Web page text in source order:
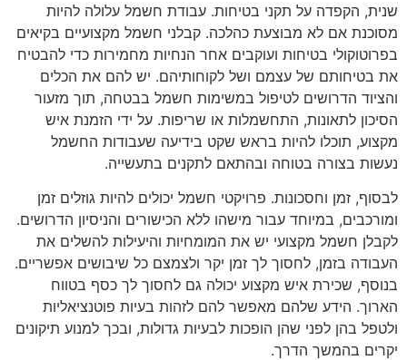
שנית, הקפדה על תקני בטיחות. עבודת חשמל עלולה להיות
מסוכנת אם לא מבוצעת כהלכה. קבלני חשמל מקצועיים בקיאים
בפרוטוקולי בטיחות ועוקבים אחר הנחיות מחמירות כדי להבטיח
את בטיחותם של עצמם ושל לקוחותיהם. יש להם את הכלים
והציוד הדרושים לטיפול במשימות חשמל בבטחה, תוך מזעור
הסיכון לתאונות, התחשמלות או שריפות. על ידי הזמנת איש
מקצוע, תוכלו להיות בראש שקט בידיעה שעבודות החשמל
נעשות בצורה בטוחה ובהתאם לתקנים בתעשייה.
לבסוף, זמן וחסכונות. פרויקטי חשמל יכולים להיות גוזלים זמן
ומורכבים, במיוחד עבור מישהו ללא הכישורים והניסיון הדרושים.
לקבלן חשמל מקצועי יש את המומחיות והיעילות להשלים את
העבודה בזמן, לחסוך לך זמן יקר ולצמצם כל שיבושים אפשריים.
בנוסף, שכירת איש מקצוע יכולה גם לחסוך לך כסף בטווח
הארוך. הידע שלהם מאפשר להם לזהות בעיות פוטנציאליות
ולטפל בהן לפני שהן הופכות לבעיות גדולות, ובכך למנוע תיקונים
יקרים בהמשך הדרך.